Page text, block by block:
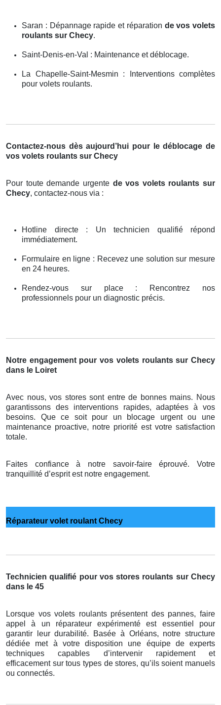
Saran : Dépannage rapide et réparation de vos volets
roulants sur Checy.
Saint-Denis-en-Val : Maintenance et déblocage.
La Chapelle-Saint-Mesmin : Interventions complètes
pour volets roulants.
Contactez-nous dès aujourd’hui pour le déblocage de
vos volets roulants sur Checy
Pour toute demande urgente de vos volets roulants sur
Checy, contactez-nous via :
Hotline directe : Un technicien qualifié répond
immédiatement.
Formulaire en ligne : Recevez une solution sur mesure
en 24 heures.
Rendez-vous sur place : Rencontrez nos
professionnels pour un diagnostic précis.
Notre engagement pour vos volets roulants sur Checy
dans le Loiret
Avec nous, vos stores sont entre de bonnes mains. Nous
garantissons des interventions rapides, adaptées à vos
besoins. Que ce soit pour un blocage urgent ou une
maintenance proactive, notre priorité est votre satisfaction
totale.
Faites confiance à notre savoir-faire éprouvé. Votre
tranquillité d’esprit est notre engagement.
Réparateur volet roulant Checy
Technicien qualifié pour vos stores roulants sur Checy
dans le 45
Lorsque vos volets roulants présentent des pannes, faire
appel à un réparateur expérimenté est essentiel pour
garantir leur durabilité. Basée à Orléans, notre structure
dédiée met à votre disposition une équipe de experts
techniques capables d’intervenir rapidement et
efficacement sur tous types de stores, qu’ils soient manuels
ou connectés.